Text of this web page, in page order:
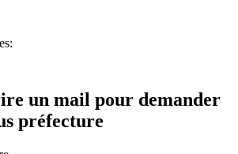
un mail pour demander
préfecture